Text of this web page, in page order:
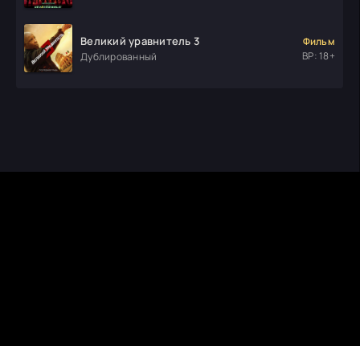
Великий уравнитель 3
Дублированный
Фильм
ВР: 18+